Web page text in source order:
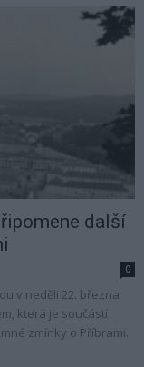
další
0
v neděli 22. března
která je součástí
zmínky o Příbrami.